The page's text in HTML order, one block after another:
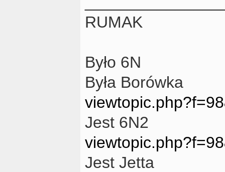
RUMAK
Było 6N
Była Borówka
Jest 6N2
Jest Jetta